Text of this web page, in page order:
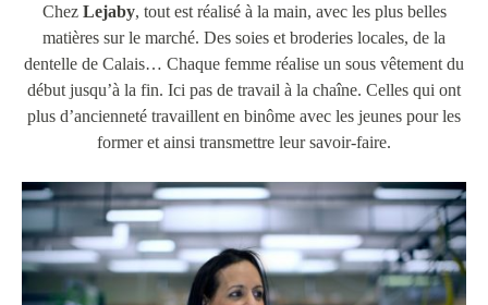
Chez Lejaby, tout est réalisé à la main, avec les plus belles
matières sur le marché. Des soies et broderies locales, de la
dentelle de Calais… Chaque femme réalise un sous vêtement du
début jusqu’à la fin. Ici pas de travail à la chaîne. Celles qui ont
plus d’ancienneté travaillent en binôme avec les jeunes pour les
former et ainsi transmettre leur savoir-faire.